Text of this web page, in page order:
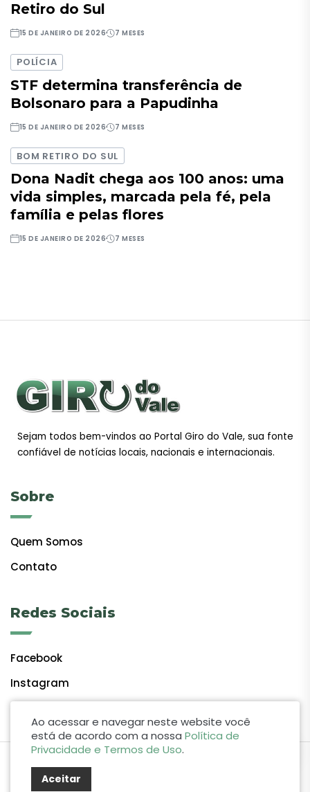
Retiro do Sul
15 DE JANEIRO DE 2026 7 MESES
POLÍCIA
STF determina transferência de
Bolsonaro para a Papudinha
15 DE JANEIRO DE 2026 7 MESES
BOM RETIRO DO SUL
Dona Nadit chega aos 100 anos: uma
vida simples, marcada pela fé, pela
família e pelas flores
15 DE JANEIRO DE 2026 7 MESES
Sejam todos bem-vindos ao Portal Giro do Vale, sua fonte
confiável de notícias locais, nacionais e internacionais.
Sobre
Quem Somos
Contato
Redes Sociais
Facebook
Instagram
Ao acessar e navegar neste website você
está de acordo com a nossa Política de
Privacidade e Termos de Uso.
Aceitar